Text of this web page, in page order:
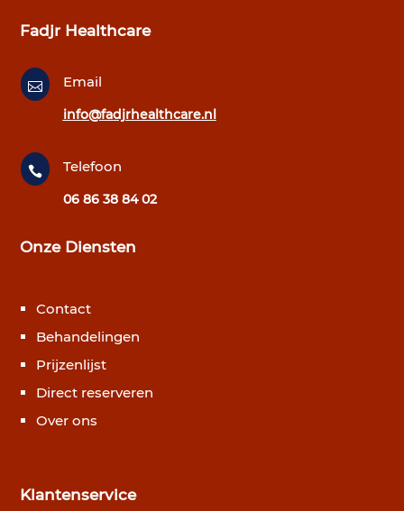
Fadjr Healthcare
 Email
info@fadjrhealthcare.nl
 Telefoon
06 86 38 84 02
Onze Diensten
Contact
Behandelingen
Prijzenlijst
Direct reserveren
Over ons
Klantenservice